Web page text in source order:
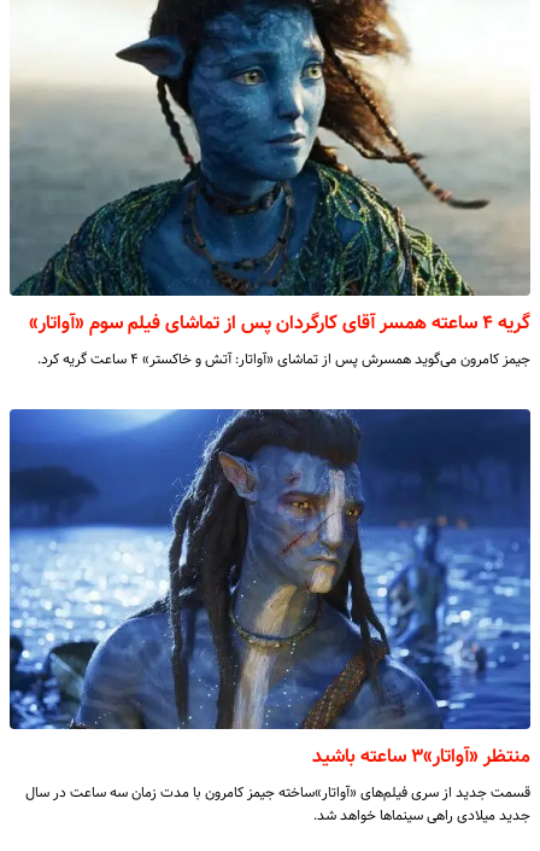
گریه ۴ ساعته همسر آقای کارگردان پس از تماشای فیلم سوم «آواتار»
جیمز کامرون می‌گوید همسرش پس از تماشای «آواتار: آتش و خاکستر» ۴ ساعت گریه ‌کرد.
منتظر «آواتار»۳ ساعته باشید
قسمت جدید از سری فیلم‌های «آواتار»ساخته جیمز کامرون با مدت زمان سه ساعت در سال
جدید میلادی راهی سینماها خواهد شد.